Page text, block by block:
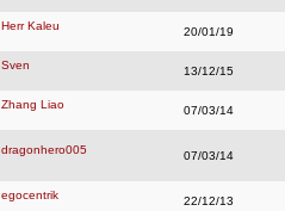
Herr Kaleu 20/01/19
Sven 13/12/15
Zhang Liao 07/03/14
dragonhero005 07/03/14
egocentrik
22/12/13